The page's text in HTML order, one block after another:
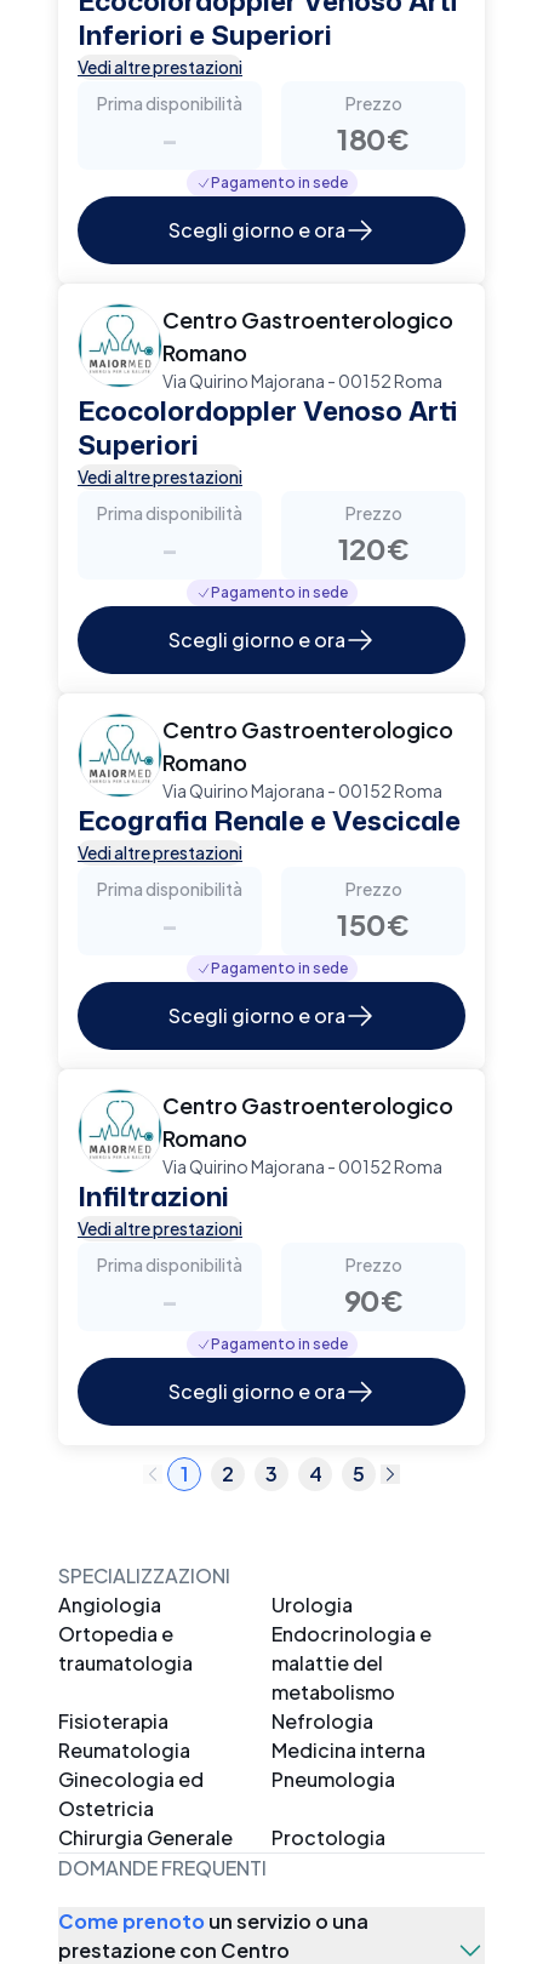
Inferiori e Superiori
Vedi altre prestazioni
Prima disponibilità
-
Prezzo
180€
Pagamento in sede
Scegli giorno e ora
Centro Gastroenterologico
Romano
Via Quirino Majorana - 00152 Roma
Ecocolordoppler Venoso Arti
Superiori
Vedi altre prestazioni
Prima disponibilità
-
Prezzo
120€
Pagamento in sede
Scegli giorno e ora
Centro Gastroenterologico
Romano
Via Quirino Majorana - 00152 Roma
Ecografia Renale e Vescicale
Vedi altre prestazioni
Prima disponibilità
-
Prezzo
150€
Pagamento in sede
Scegli giorno e ora
Centro Gastroenterologico
Romano
Via Quirino Majorana - 00152 Roma
Infiltrazioni
Vedi altre prestazioni
Prima disponibilità
-
Prezzo
90€
Pagamento in sede
Scegli giorno e ora
1 2 3 4 5
SPECIALIZZAZIONI
Angiologia
Urologia
Ortopedia e
traumatologia
Endocrinologia e
malattie del
metabolismo
Fisioterapia
Nefrologia
Reumatologia
Medicina interna
Ginecologia ed
Ostetricia
Pneumologia
Chirurgia Generale
Proctologia
DOMANDE FREQUENTI
Come prenotoun servizio o una
prestazione con Centro